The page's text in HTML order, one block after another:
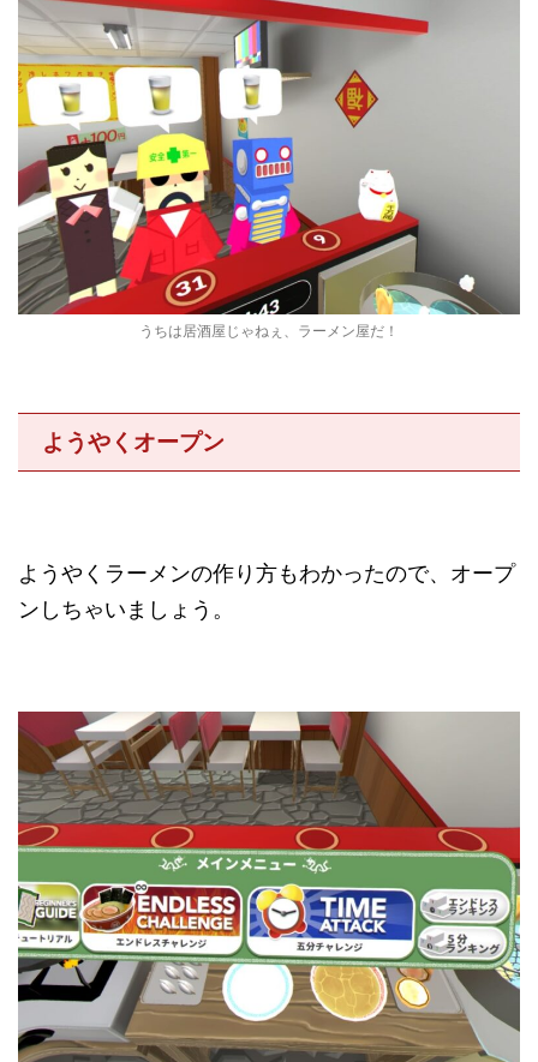
うちは居酒屋じゃねぇ、ラーメン屋だ！
ようやくオープン
ようやくラーメンの作り方もわかったので、オープ
ンしちゃいましょう。